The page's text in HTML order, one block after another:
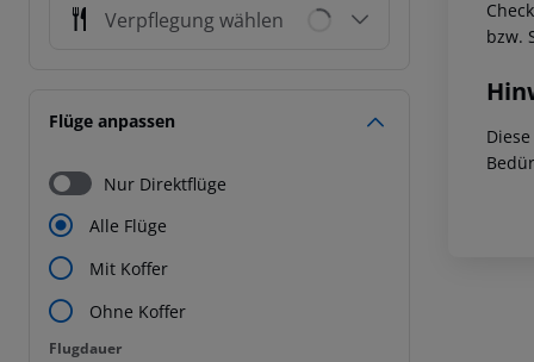
Verpflegung wählen
Flüge anpassen
Nur Direktflüge
Alle Flüge
Mit Koffer
Ohne Koffer
Flugdauer
Flugdauer
bzw.